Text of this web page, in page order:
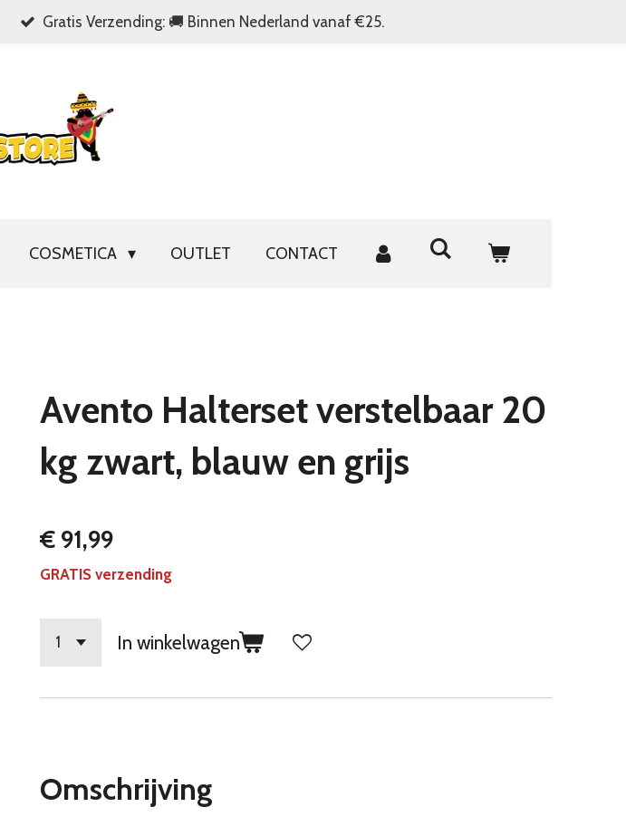
Gratis Verzending: 🚚 Binnen Nederland vanaf €25.
COSMETICA OUTLET CONTACT
Avento Halterset verstelbaar 20
kg zwart, blauw en grijs
€ 91,99
GRATIS verzending
In winkelwagen
Omschrijving